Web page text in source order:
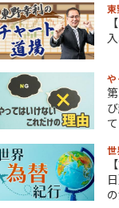
東
や
世